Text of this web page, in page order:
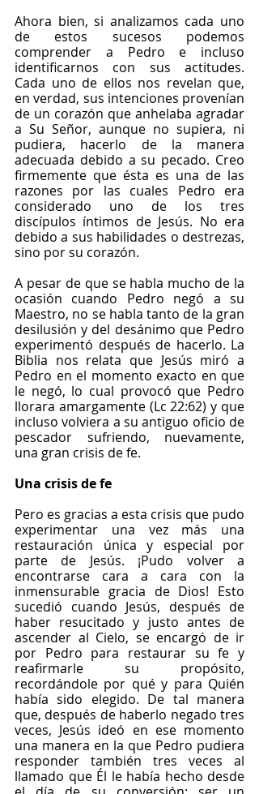
Ahora bien, si analizamos cada uno
de estos sucesos podemos
comprender a Pedro e incluso
identificarnos con sus actitudes.
Cada uno de ellos nos revelan que,
en verdad, sus intenciones provenían
de un corazón que anhelaba agradar
a Su Señor, aunque no supiera, ni
pudiera, hacerlo de la manera
adecuada debido a su pecado. Creo
firmemente que ésta es una de las
razones por las cuales Pedro era
considerado uno de los tres
discípulos íntimos de Jesús. No era
debido a sus habilidades o destrezas,
sino por su corazón.
A pesar de que se habla mucho de la
ocasión cuando Pedro negó a su
Maestro, no se habla tanto de la gran
desilusión y del desánimo que Pedro
experimentó después de hacerlo. La
Biblia nos relata que Jesús miró a
Pedro en el momento exacto en que
le negó, lo cual provocó que Pedro
llorara amargamente (Lc 22:62) y que
incluso volviera a su antiguo oficio de
pescador sufriendo, nuevamente,
una gran crisis de fe.
Una crisis de fe
Pero es gracias a esta crisis que pudo
experimentar una vez más una
restauración única y especial por
parte de Jesús. ¡Pudo volver a
encontrarse cara a cara con la
inmensurable gracia de Dios! Esto
sucedió cuando Jesús, después de
haber resucitado y justo antes de
ascender al Cielo, se encargó de ir
por Pedro para restaurar su fe y
reafirmarle su propósito,
recordándole por qué y para Quién
había sido elegido. De tal manera
que, después de haberlo negado tres
veces, Jesús ideó en ese momento
una manera en la que Pedro pudiera
responder también tres veces al
llamado que Él le había hecho desde